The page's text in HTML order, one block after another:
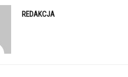
REDAKCJA